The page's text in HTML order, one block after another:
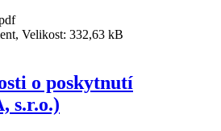
Velikost: 332,63 kB
o poskytnutí
s.r.o.)